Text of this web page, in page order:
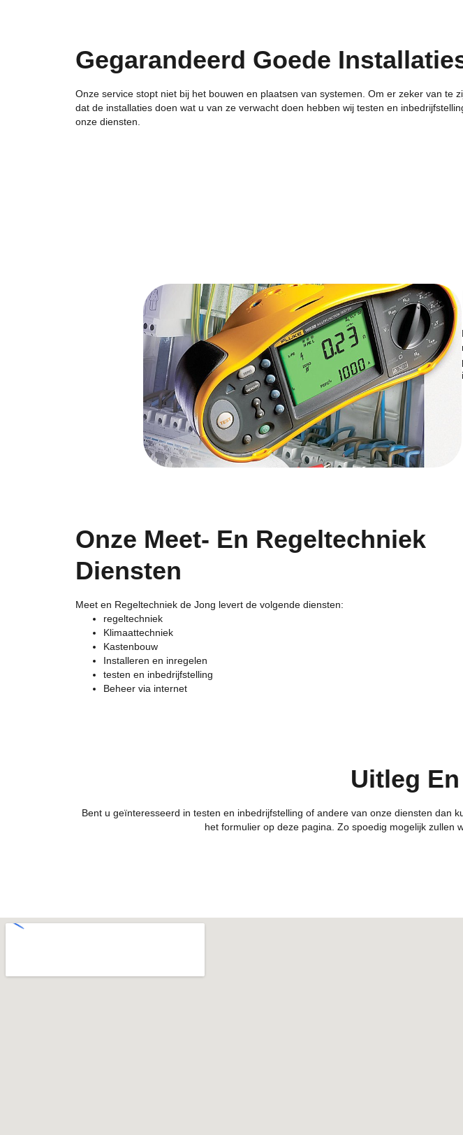
Gegarandeerd Goede
Onze service stopt niet bij het bouwen en plaatsen van systemen. Om er zeker van te
dat de installaties doen wat u van ze verwacht doen hebben wij testen en
onze diensten.
Onze Meet- En Regeltechniek
Diensten
Meet en Regeltechniek de Jong levert de volgende diensten:
regeltechniek
Klimaattechniek
Kastenbouw
Installeren en inregelen
testen en inbedrijfstelling
Beheer via internet
Uitleg
Bent u geïnteresseerd in testen en inbedrijfstelling of andere van onze diensten dan
het formulier op deze pagina. Zo spoedig mogelijk zullen